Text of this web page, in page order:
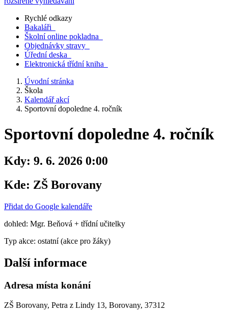
Rychlé odkazy
Bakaláři
Školní online pokladna
Objednávky stravy
Úřední deska
Elektronická třídní kniha
Úvodní stránka
Škola
Kalendář akcí
Sportovní dopoledne 4. ročník
Sportovní dopoledne 4. ročník
Kdy: 9. 6. 2026 0:00
Kde: ZŠ Borovany
Přidat do Google kalendáře
dohled: Mgr. Beňová + třídní učitelky
Typ akce: ostatní (akce pro žáky)
Další informace
Adresa místa konání
ZŠ Borovany, Petra z Lindy 13, Borovany, 37312